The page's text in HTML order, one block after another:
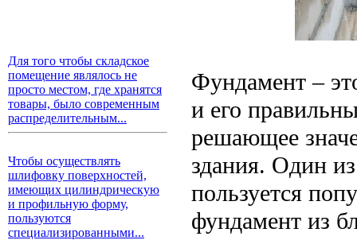
Для того чтобы складское
помещение являлось не
просто местом, где хранятся
товары, было современным
распределительным...
Чтобы осуществлять
шлифовку поверхностей,
имеющих цилиндрическую
и профильную форму,
пользуются
специализированными...
Фундамент –
и его
решающее
здания. Один
пользуется
фундамент из